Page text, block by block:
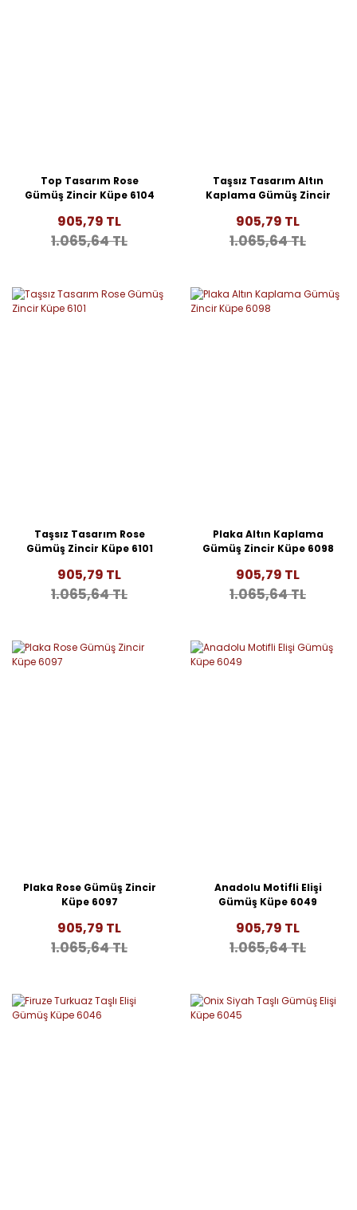
Top Tasarım Rose
Gümüş Zincir Küpe 6104
905,79 TL
1.065,64 TL
Taşsız Tasarım Altın
Kaplama Gümüş Zincir
905,79 TL
1.065,64 TL
Taşsız Tasarım Rose
Gümüş Zincir Küpe 6101
905,79 TL
1.065,64 TL
Plaka Altın Kaplama
Gümüş Zincir Küpe 6098
905,79 TL
1.065,64 TL
Plaka Rose Gümüş Zincir
Küpe 6097
905,79 TL
1.065,64 TL
Anadolu Motifli Elişi
Gümüş Küpe 6049
905,79 TL
1.065,64 TL